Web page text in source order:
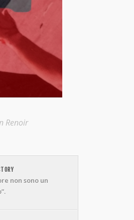
Renoir
non sono un